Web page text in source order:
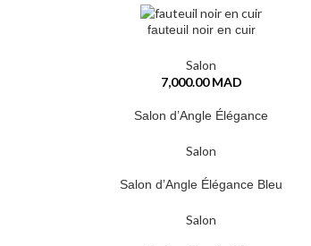
AJOUTER AU PANIERfauteuil noir en cuir
Salon
7,000.00MAD
LIRE LA SUITESalon d’Angle Élégance
Salon
LIRE LA SUITESalon d’Angle Élégance Bleu
Salon